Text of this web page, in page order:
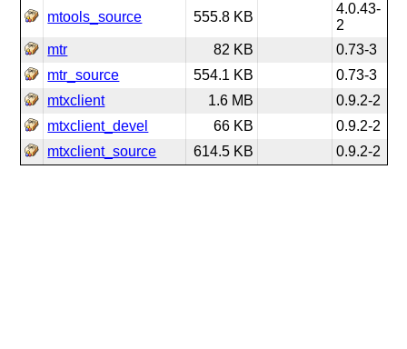
mtools_source 555.8 KB
4.0.43-
2
mtr
82 KB
0.73-3
mtr_source
554.1 KB
0.73-3
mtxclient
1.6 MB
0.9.2-2
mtxclient_devel
66 KB
0.9.2-2
mtxclient_source
614.5 KB 0.9.2-2